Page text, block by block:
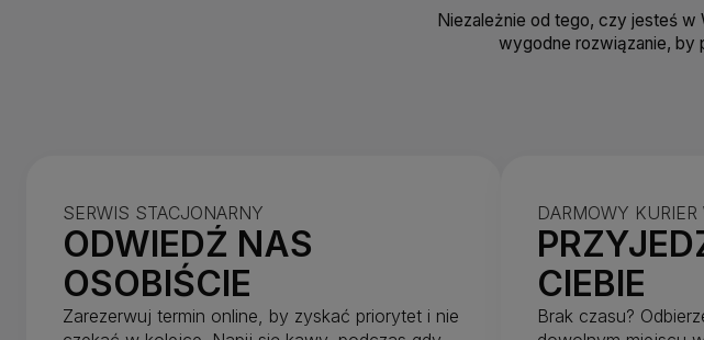
Niezależnie od tego, czy jesteś w
wygodne rozwiązanie, by
SERWIS STACJONARNY
ODWIEDŹ NAS
OSOBIŚCIE
Zarezerwuj termin online, by zyskać priorytet i nie
DARMOWY KURIER
CIEBIE
Brak czasu?